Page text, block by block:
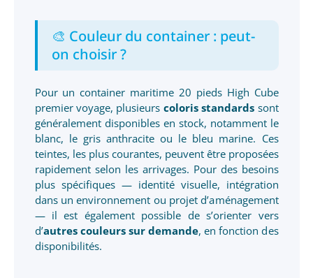
🎨 Couleur du container : peut-
on choisir ?
Pour un container maritime 20 pieds High Cube
premier voyage, plusieurs coloris standards sont
généralement disponibles en stock, notamment le
blanc, le gris anthracite ou le bleu marine. Ces
teintes, les plus courantes, peuvent être proposées
rapidement selon les arrivages. Pour des besoins
plus spécifiques — identité visuelle, intégration
dans un environnement ou projet d’aménagement
— il est également possible de s’orienter vers
d’autres couleurs sur demande, en fonction des
disponibilités.